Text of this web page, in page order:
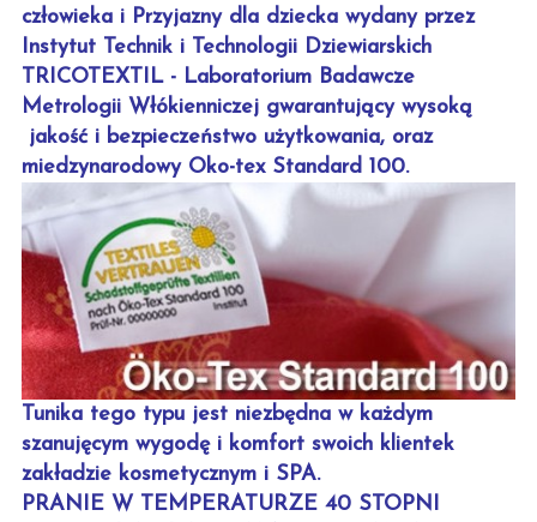
człowieka i Przyjazny dla dziecka wydany przez
Instytut Technik i Technologii Dziewiarskich
TRICOTEXTIL - Laboratorium Badawcze
Metrologii Włókienniczej gwarantujący wysoką
jakość i bezpieczeństwo użytkowania, oraz
miedzynarodowy Oko-tex Standard 100.
Tunika tego typu jest niezbędna w każdym
szanujęcym wygodę i komfort swoich klientek
zakładzie kosmetycznym i SPA.
PRANIE W TEMPERATURZE 40 STOPNI